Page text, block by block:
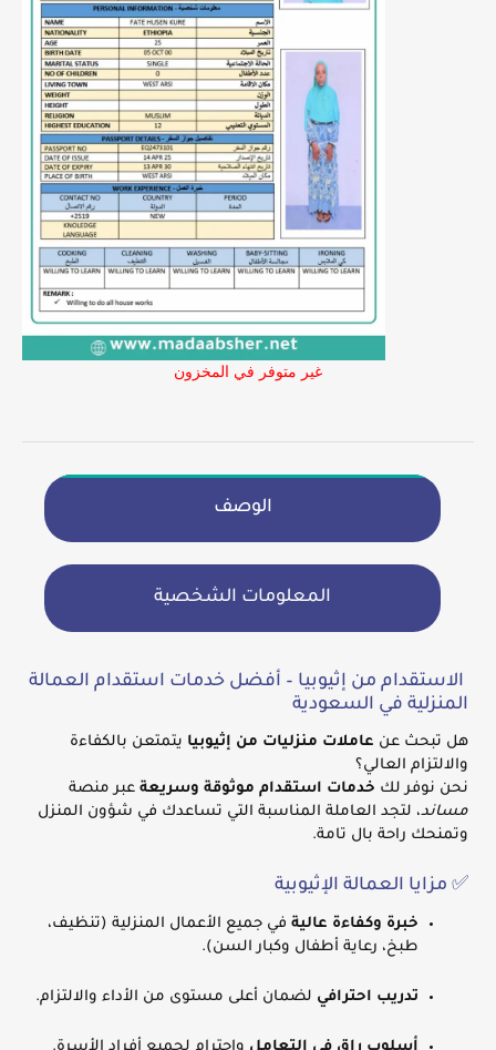
غير متوفر في المخزون
الوصف
المعلومات الشخصية
الاستقدام من إثيوبيا – أفضل خدمات استقدام العمالة
المنزلية في السعودية
هل تبحث عن عاملات منزليات من إثيوبيا يتمتعن بالكفاءة
والالتزام العالي؟
نحن نوفر لك خدمات استقدام موثوقة وسريعة عبر منصة
مساند، لتجد العاملة المناسبة التي تساعدك في شؤون المنزل
وتمنحك راحة بال تامة.
✅ مزايا العمالة الإثيوبية
خبرة وكفاءة عالية في جميع الأعمال المنزلية (تنظيف،
طبخ، رعاية أطفال وكبار السن).
تدريب احترافي لضمان أعلى مستوى من الأداء والالتزام.